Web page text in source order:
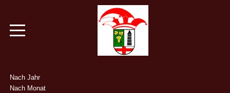
Nach Jahr
Nach Monat